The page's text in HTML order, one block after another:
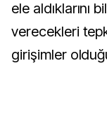
ele aldıklarını
verecekleri
girişimler